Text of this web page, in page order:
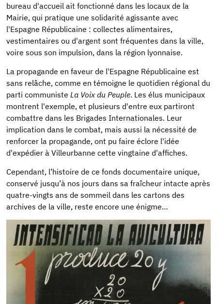
bureau d'accueil ait fonctionné dans les locaux de la
Mairie, qui pratique une solidarité agissante avec
l'Espagne Républicaine : collectes alimentaires,
vestimentaires ou d'argent sont fréquentes dans la ville,
voire sous son impulsion, dans la région lyonnaise.
La propagande en faveur de l'Espagne Républicaine est
sans relâche, comme en témoigne le quotidien régional du
parti communisteLa Voix du Peuple. Les élus municipaux
montrent l'exemple, et plusieurs d'entre eux partiront
combattre dans les Brigades Internationales. Leur
implication dans le combat, mais aussi la nécessité de
renforcer la propagande, ont pu faire éclore l'idée
d'expédier à Villeurbanne cette vingtaine d'affiches.
Cependant, l’histoire de ce fonds documentaire unique,
conservé jusqu’à nos jours dans sa fraîcheur intacte après
quatre-vingts ans de sommeil dans les cartons des
archives de la ville, reste encore une énigme…